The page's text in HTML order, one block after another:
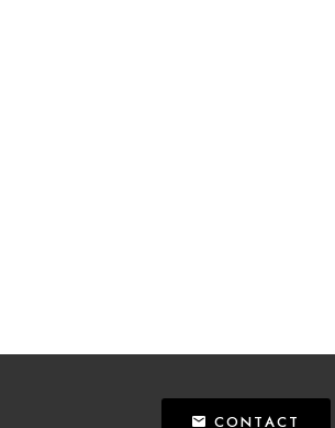
CONTACT